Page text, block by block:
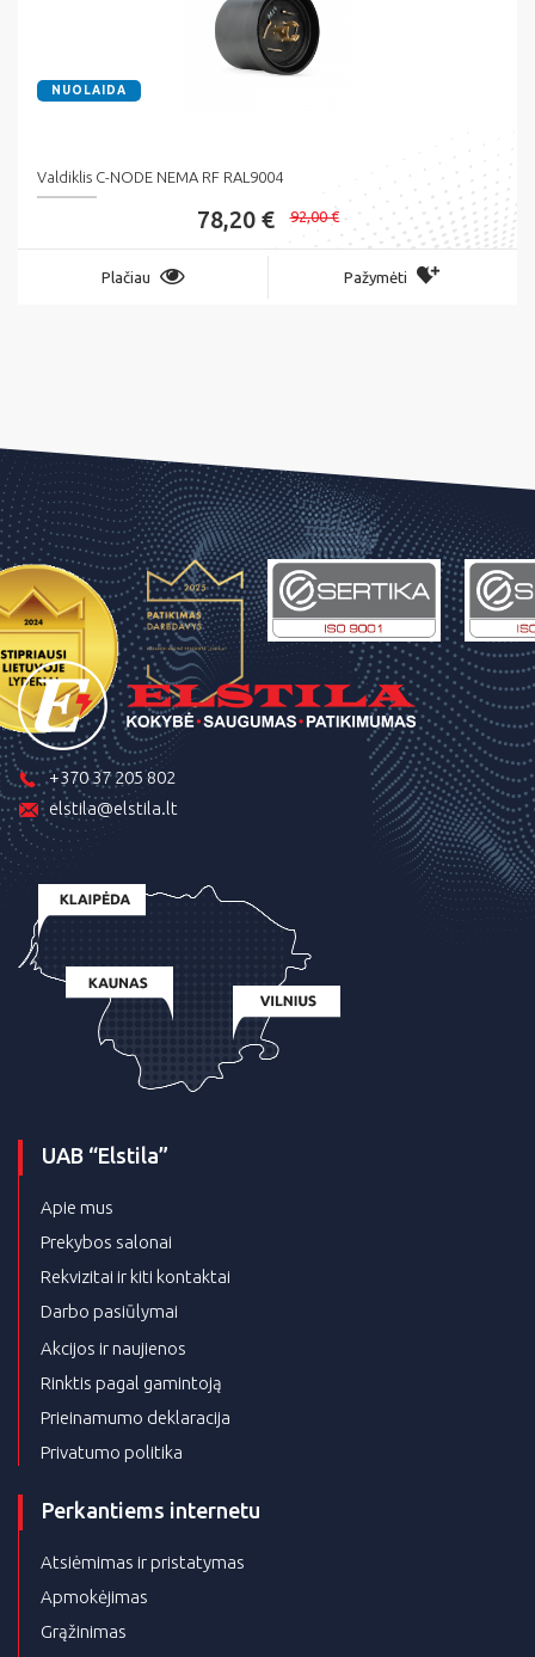
NUOLAIDA
Valdiklis C-NODE NEMA RF RAL9004
78,20 € 92,00 €
Plačiau Pažymėti
+370 37 205 802
elstila@elstila.lt
UAB “Elstila”
Apie mus
Prekybos salonai
Rekvizitai ir kiti kontaktai
Darbo pasiūlymai
Akcijos ir naujienos
Rinktis pagal gamintoją
Prieinamumo deklaracija
Privatumo politika
Perkantiems internetu
Atsiėmimas ir pristatymas
Apmokėjimas
Grąžinimas